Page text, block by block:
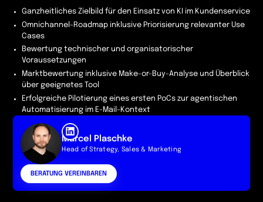
Ganzheitliches Zielbild für den Einsatz von KI im Kundenservice
Omnichannel-Roadmap inklusive Priorisierung relevanter Use
Cases
Bewertung technischer und organisatorischer
Voraussetzungen
Marktbewertung inklusive Make-or-Buy-Analyse und Überblick
über geeignetes Tool
Erfolgreiche Pilotierung eines ersten PoCs zur agentischen
Automatisierung im E-Mail-Kontext
Marcel Plaschke
Head of Strategy, Sales & Marketing
BERATUNG VEREINBAREN